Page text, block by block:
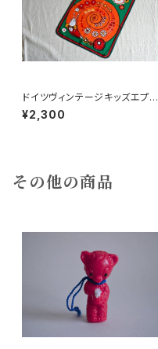
ドイツヴィンテージキッズエプロ
ンb
¥2,300
その他の商品